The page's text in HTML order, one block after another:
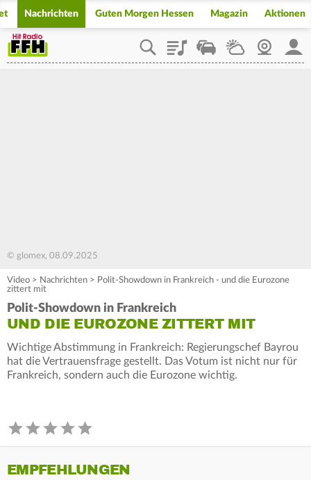
Nachrichten Guten Morgen Hessen Magazin Aktionen
PlaylistStaupilotWetterWebcam
© glomex, 08.09.2025
Video > Nachrichten > Polit-Showdown in Frankreich - und die Eurozone
zittert mit
Polit-Showdown in Frankreich
UND DIE EUROZONE ZITTERT MIT
Wichtige Abstimmung in Frankreich: Regierungschef Bayrou
hat die Vertrauensfrage gestellt. Das Votum ist nicht nur für
Frankreich, sondern auch die Eurozone wichtig.
EMPFEHLUNGEN